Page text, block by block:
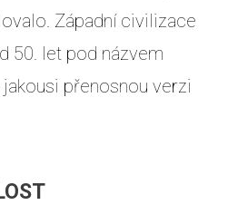
Západní civilizace
50. let pod názvem
přenosnou verzi